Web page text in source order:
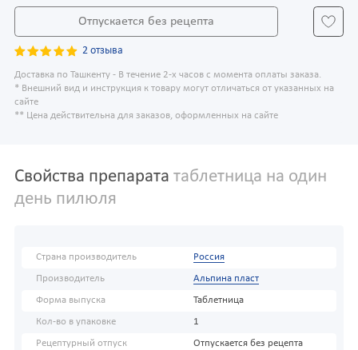
Отпускается без рецепта
2 отзыва
Доставка по Ташкенту - В течение 2-х часов с момента оплаты заказа.
* Внешний вид и инструкция к товару могут отличаться от указанных на
сайте
** Цена действительна для заказов, оформленных на сайте
Свойства препарата таблетница на один
день пилюля
Страна производитель Россия
Производитель Альпина пласт
Форма выпуска Таблетница
Кол-во в упаковке 1
Рецептурный отпуск Отпускается без рецепта